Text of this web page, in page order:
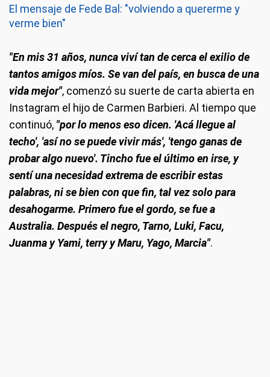
El mensaje de Fede Bal: "volviendo a quererme y
verme bien"
"En mis 31 años, nunca viví tan de cerca el exilio de
tantos amigos míos. Se van del país, en busca de una
vida mejor", comenzó su suerte de carta abierta en
Instagram el hijo de Carmen Barbieri. Al tiempo que
continuó, "por lo menos eso dicen. 'Acá llegue al
techo', 'así no se puede vivir más', 'tengo ganas de
probar algo nuevo'. Tincho fue el último en irse, y
sentí una necesidad extrema de escribir estas
palabras, ni se bien con que fin, tal vez solo para
desahogarme. Primero fue el gordo, se fue a
Australia. Después el negro, Tarno, Luki, Facu,
Juanma y Yami, terry y Maru, Yago, Marcia".